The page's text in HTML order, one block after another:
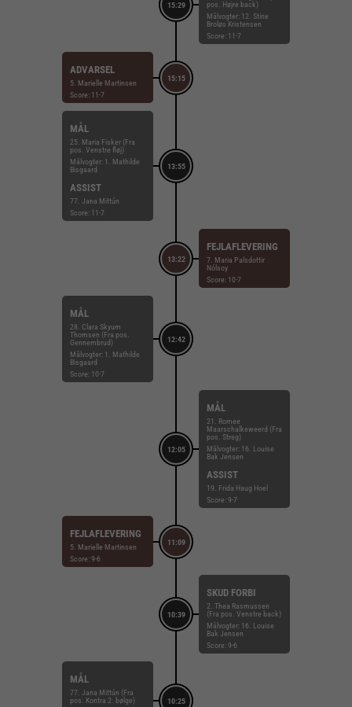
15:29
pos. Højre back)
Målvogter: 12. Stine
Broløs Kristensen
Score: 11-7
15:15
ADVARSEL
5. Marielle Martinsen
Score: 11-7
13:55
MÅL
25. Maria Fisker (Fra
pos. Venstre fløj)
Målvogter: 1. Mathilde
Bisgaard
ASSIST
77. Jana Mittún
Score: 11-7
13:22
FEJLAFLEVERING
7. Maria Palsdottir
Nólsoy
Score: 10-7
12:42
MÅL
28. Clara Skyum
Thomsen (Fra pos.
Gennembrud)
Målvogter: 1. Mathilde
Bisgaard
Score: 10-7
12:05
MÅL
21. Romee
Maarschalkeweerd (Fra
pos. Streg)
Målvogter: 16. Louise
Bak Jensen
ASSIST
19. Frida Haug Hoel
Score: 9-7
11:09
FEJLAFLEVERING
5. Marielle Martinsen
Score: 9-6
10:39
SKUD FORBI
2. Thea Rasmussen
(Fra pos. Venstre back)
Målvogter: 16. Louise
Bak Jensen
Score: 9-6
10:25
MÅL
77. Jana Mittún (Fra
pos. Kontra 2. bølge)